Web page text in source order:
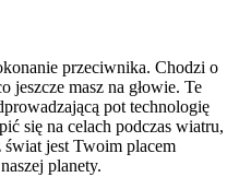
przeciwnika. Chodzi o
jeszcze masz na głowie. Te
pot technologię
się na celach podczas wiatru,
jest Twoim placem
planety.